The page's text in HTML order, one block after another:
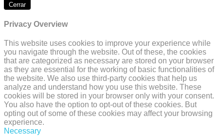
Cerrar
Privacy Overview
This website uses cookies to improve your experience while
you navigate through the website. Out of these, the cookies
that are categorized as necessary are stored on your browser
as they are essential for the working of basic functionalities of
the website. We also use third-party cookies that help us
analyze and understand how you use this website. These
cookies will be stored in your browser only with your consent.
You also have the option to opt-out of these cookies. But
opting out of some of these cookies may affect your browsing
experience.
Necessary